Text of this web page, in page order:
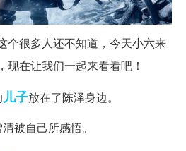
个很多人还不知道，今天小六来
现在让我们一起来看看吧！
儿子放在了陈泽身边。
被自己所感悟。